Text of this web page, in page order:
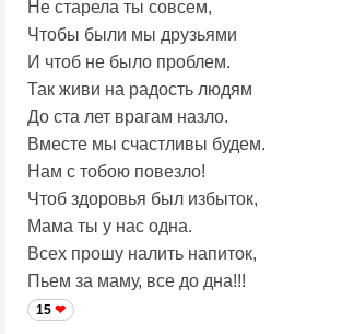
Не старела ты совсем,
Чтобы были мы друзьями
И чтоб не было проблем.
Так живи на радость людям
До ста лет врагам назло.
Вместе мы счастливы будем.
Нам с тобою повезло!
Чтоб здоровья был избыток,
Мама ты у нас одна.
Всех прошу налить напиток,
Пьем за маму, все до дна!!!
15